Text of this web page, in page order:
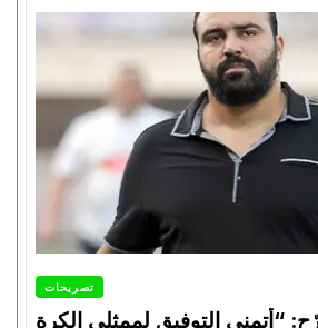
تصريحات
“أتمنى التوفيق لممثلي الكرة